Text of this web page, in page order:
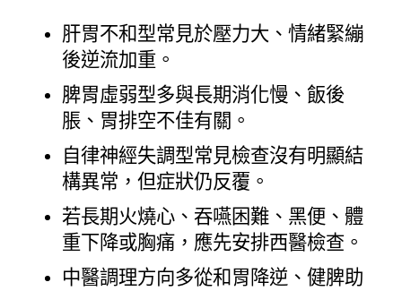
肝胃不和型常見於壓力大、情緒緊繃
後逆流加重。
脾胃虛弱型多與長期消化慢、飯後
脹、胃排空不佳有關。
自律神經失調型常見檢查沒有明顯結
構異常，但症狀仍反覆。
若長期火燒心、吞嚥困難、黑便、體
重下降或胸痛，應先安排西醫檢查。
中醫調理方向多從和胃降逆、健脾助